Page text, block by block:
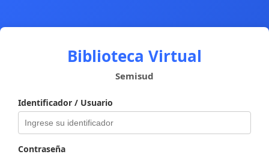
Biblioteca Virtual
Semisud
Identificador / Usuario
Contraseña